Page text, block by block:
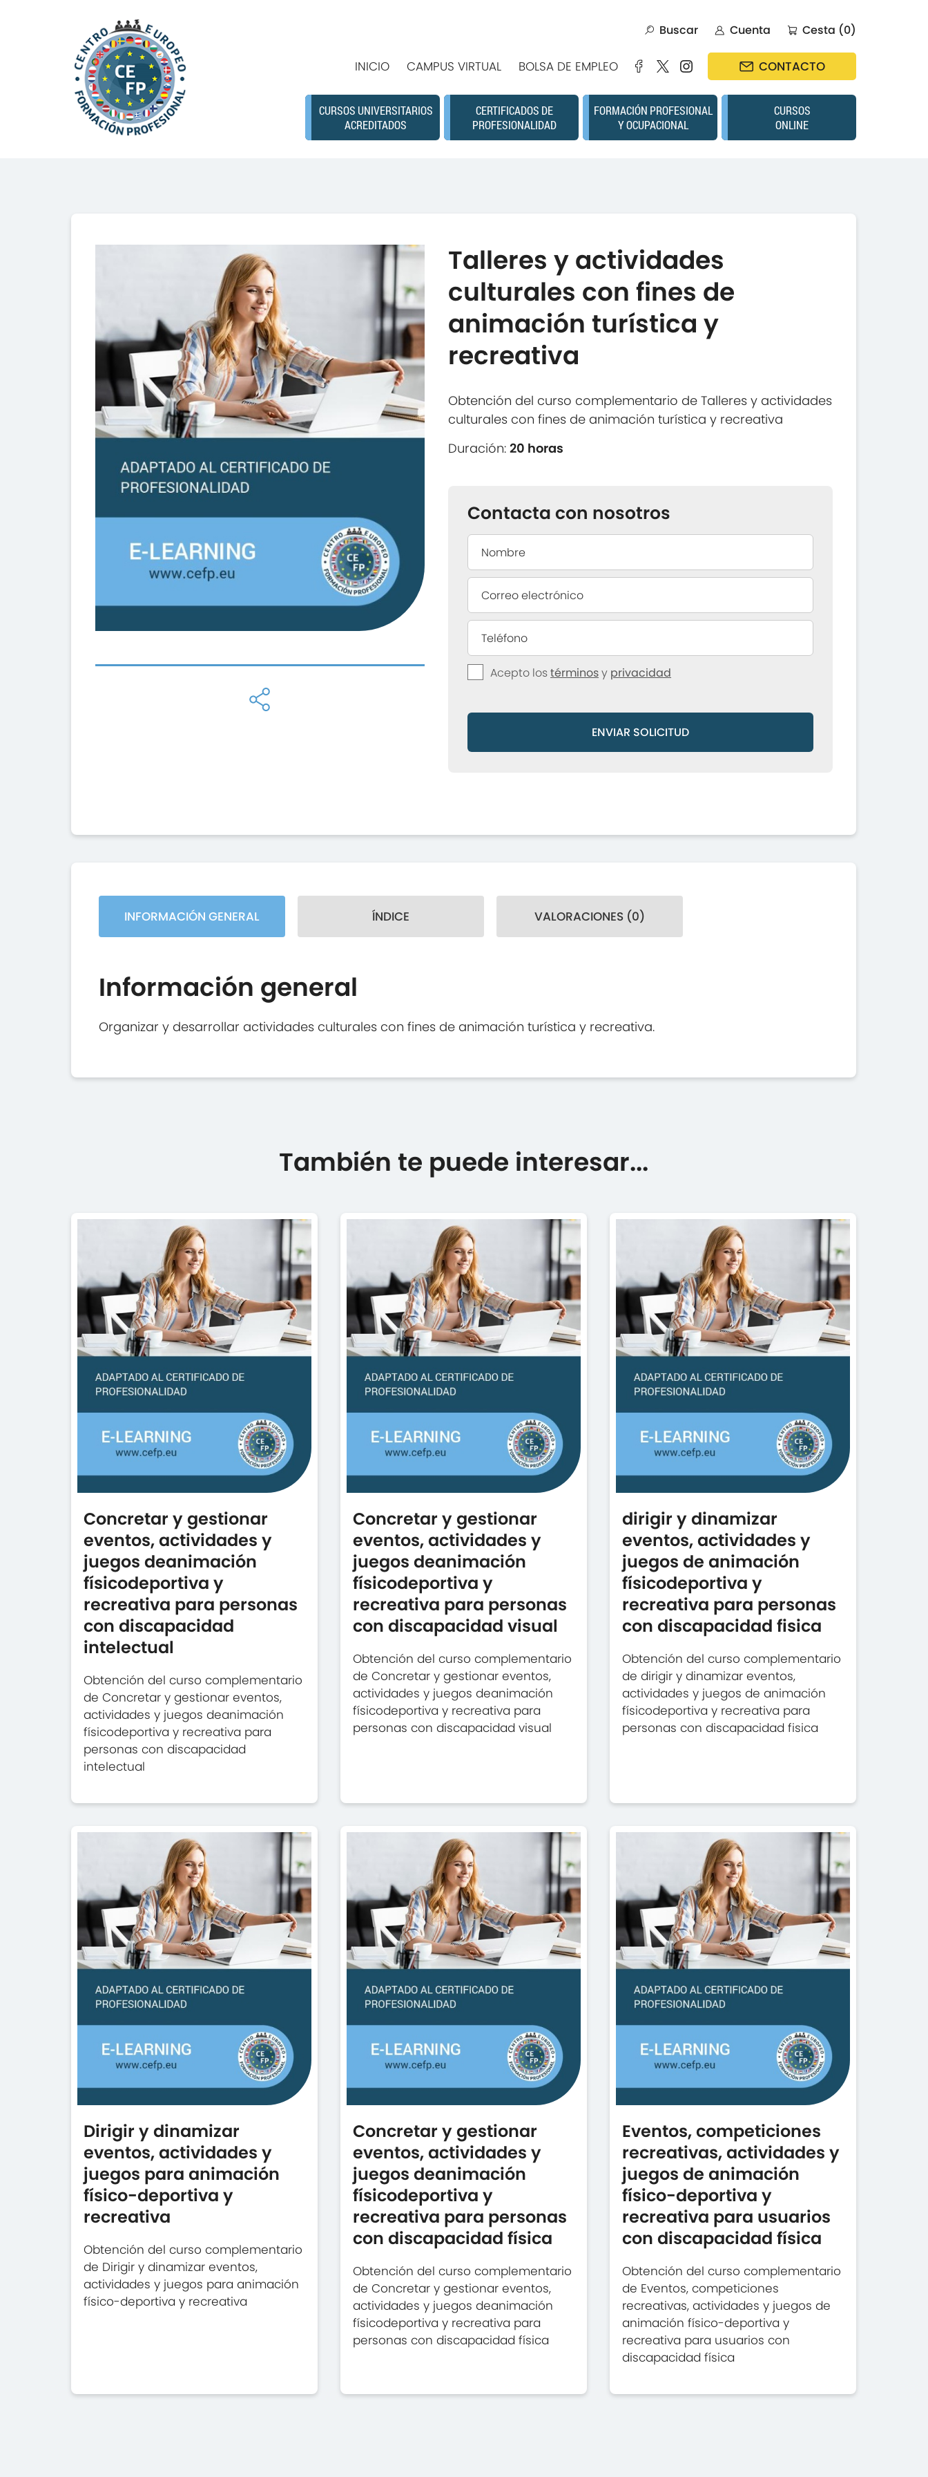
Buscar Cuenta Cesta (0)
INICIO CAMPUS VIRTUAL BOLSA DE EMPLEO CONTACTO
CURSOS UNIVERSITARIOS
ACREDITADOS
CERTIFICADOS DE
PROFESIONALIDAD
FORMACIÓN PROFESIONAL
Y OCUPACIONAL
CURSOS
ONLINE
Talleres y actividades
culturales con fines de
animación turística y
recreativa
Obtención del curso complementario de Talleres y actividades
culturales con fines de animación turística y recreativa
Duración:20 horas
Contacta con nosotros
Acepto lostérminosy privacidad
ENVIAR SOLICITUD
INFORMACIÓN GENERAL ÍNDICE VALORACIONES (0)
Información general
Organizar y desarrollar actividades culturales con fines de animación turística y recreativa.
También te puede interesar...
Concretar y gestionar
eventos, actividades y
juegos deanimación
físicodeportiva y
recreativa para personas
con discapacidad
intelectual
Obtención del curso complementario
de Concretar y gestionar eventos,
actividades y juegos deanimación
físicodeportiva y recreativa para
personas con discapacidad
intelectual
Concretar y gestionar
eventos, actividades y
juegos deanimación
físicodeportiva y
recreativa para personas
con discapacidad visual
Obtención del curso complementario
de Concretar y gestionar eventos,
actividades y juegos deanimación
físicodeportiva y recreativa para
personas con discapacidad visual
dirigir y dinamizar
eventos, actividades y
juegos de animación
físicodeportiva y
recreativa para personas
con discapacidad fisica
Obtención del curso complementario
de dirigir y dinamizar eventos,
actividades y juegos de animación
físicodeportiva y recreativa para
personas con discapacidad fisica
Dirigir y dinamizar
eventos, actividades y
juegos para animación
físico-deportiva y
recreativa
Obtención del curso complementario
de Dirigir y dinamizar eventos,
actividades y juegos para animación
físico-deportiva y recreativa
Concretar y gestionar
eventos, actividades y
juegos deanimación
físicodeportiva y
recreativa para personas
con discapacidad física
Obtención del curso complementario
de Concretar y gestionar eventos,
actividades y juegos deanimación
físicodeportiva y recreativa para
personas con discapacidad física
Eventos, competiciones
recreativas, actividades y
juegos de animación
físico-deportiva y
recreativa para usuarios
con discapacidad física
Obtención del curso complementario
de Eventos, competiciones
recreativas, actividades y juegos de
animación físico-deportiva y
recreativa para usuarios con
discapacidad física